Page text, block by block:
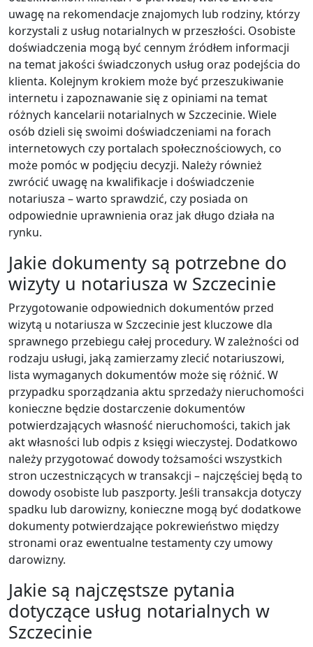
uwagę na rekomendacje znajomych lub rodziny, którzy
korzystali z usług notarialnych w przeszłości. Osobiste
doświadczenia mogą być cennym źródłem informacji
na temat jakości świadczonych usług oraz podejścia do
klienta. Kolejnym krokiem może być przeszukiwanie
internetu i zapoznawanie się z opiniami na temat
różnych kancelarii notarialnych w Szczecinie. Wiele
osób dzieli się swoimi doświadczeniami na forach
internetowych czy portalach społecznościowych, co
może pomóc w podjęciu decyzji. Należy również
zwrócić uwagę na kwalifikacje i doświadczenie
notariusza – warto sprawdzić, czy posiada on
odpowiednie uprawnienia oraz jak długo działa na
rynku.
Jakie dokumenty są potrzebne do
wizyty u notariusza w Szczecinie
Przygotowanie odpowiednich dokumentów przed
wizytą u notariusza w Szczecinie jest kluczowe dla
sprawnego przebiegu całej procedury. W zależności od
rodzaju usługi, jaką zamierzamy zlecić notariuszowi,
lista wymaganych dokumentów może się różnić. W
przypadku sporządzania aktu sprzedaży nieruchomości
konieczne będzie dostarczenie dokumentów
potwierdzających własność nieruchomości, takich jak
akt własności lub odpis z księgi wieczystej. Dodatkowo
należy przygotować dowody tożsamości wszystkich
stron uczestniczących w transakcji – najczęściej będą to
dowody osobiste lub paszporty. Jeśli transakcja dotyczy
spadku lub darowizny, konieczne mogą być dodatkowe
dokumenty potwierdzające pokrewieństwo między
stronami oraz ewentualne testamenty czy umowy
darowizny.
Jakie są najczęstsze pytania
dotyczące usług notarialnych w
Szczecinie